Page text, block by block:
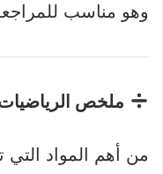
وهو مناسب
ملخص
من أهم المواد التي